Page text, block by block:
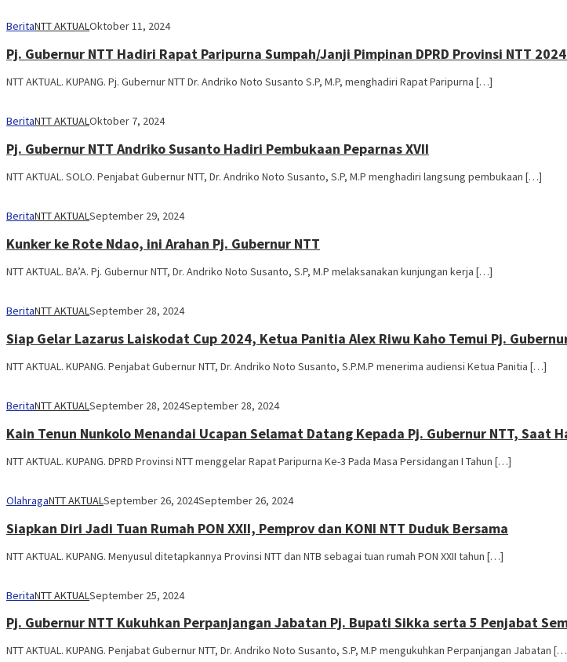
BeritaNTT AKTUALOktober 11, 2024
Pj. Gubernur NTT Hadiri Rapat Paripurna Sumpah/Janji Pimpinan DPRD Provinsi NTT
NTT AKTUAL. KUPANG. Pj. Gubernur NTT Dr. Andriko Noto Susanto S.P, M.P, menghadiri Rapat Paripurna […]
BeritaNTT AKTUALOktober 7, 2024
Pj. Gubernur NTT Andriko Susanto Hadiri Pembukaan Peparnas XVII
NTT AKTUAL. SOLO. Penjabat Gubernur NTT, Dr. Andriko Noto Susanto, S.P, M.P menghadiri langsung pembukaan […]
BeritaNTT AKTUALSeptember 29, 2024
Kunker ke Rote Ndao, ini Arahan Pj. Gubernur NTT
NTT AKTUAL. BA’A. Pj. Gubernur NTT, Dr. Andriko Noto Susanto, S.P, M.P melaksanakan kunjungan kerja […]
BeritaNTT AKTUALSeptember 28, 2024
Siap Gelar Lazarus Laiskodat Cup 2024, Ketua Panitia Alex Riwu Kaho Temui Pj.
NTT AKTUAL. KUPANG. Penjabat Gubernur NTT, Dr. Andriko Noto Susanto, S.P.M.P menerima audiensi Ketua Panitia […]
BeritaNTT AKTUALSeptember 28, 2024September 28, 2024
Kain Tenun Nunkolo Menandai Ucapan Selamat Datang Kepada Pj. Gubernur NTT, Saat
NTT AKTUAL. KUPANG. DPRD Provinsi NTT menggelar Rapat Paripurna Ke-3 Pada Masa Persidangan I Tahun […]
OlahragaNTT AKTUALSeptember 26, 2024September 26, 2024
Siapkan Diri Jadi Tuan Rumah PON XXII, Pemprov dan KONI NTT Duduk Bersama
NTT AKTUAL. KUPANG. Menyusul ditetapkannya Provinsi NTT dan NTB sebagai tuan rumah PON XXII tahun […]
BeritaNTT AKTUAL September 25, 2024
Pj. Gubernur NTT Kukuhkan Perpanjangan Jabatan Pj. Bupati Sikka serta 5 Penjabat
NTT AKTUAL. KUPANG. Penjabat Gubernur NTT, Dr. Andriko Noto Susanto, S.P, M.P mengukuhkan Perpanjangan Jabatan